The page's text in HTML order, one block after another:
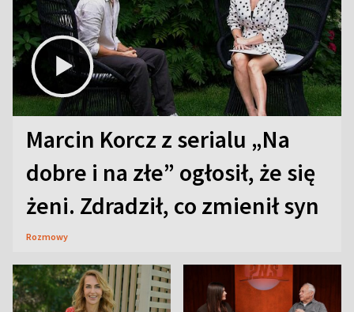
Marcin Korcz z serialu „Na
dobre i na złe” ogłosił, że się
żeni. Zdradził, co zmienił syn
Rozmowy